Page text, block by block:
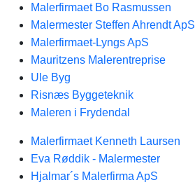
Malerfirmaet Bo Rasmussen
Malermester Steffen Ahrendt ApS
Malerfirmaet-Lyngs ApS
Mauritzens Malerentreprise
Ule Byg
Risnæs Byggeteknik
Maleren i Frydendal
Malerfirmaet Kenneth Laursen
Eva Røddik - Malermester
Hjalmar´s Malerfirma ApS